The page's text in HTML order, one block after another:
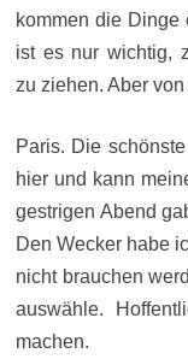
kommen die Dinge
ist es nur wichtig,
zu ziehen. Aber
Paris. Die
hier und kann
gestrigen Abend
Den Wecker habe
nicht brauchen
auswähle.
machen.